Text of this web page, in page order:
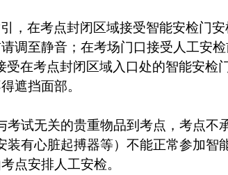
，在考点封闭区域接受智能安检门
调至静音；在考场门口接受人工安
受在考点封闭区域入口处的智能安检
遮挡面部。
考试无关的贵重物品到考点，考点不
装有心脏起搏器等）不能正常参加
点安排人工安检。